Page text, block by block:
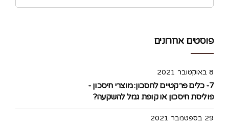
פוסטים אחרונים
8 באוקטובר 2021
7- כלים פרקטיים לחסכון: מוצרי חיסכון -
פוליסת חיסכון או קופת גמל להשקעה?
29 בספטמבר 2021